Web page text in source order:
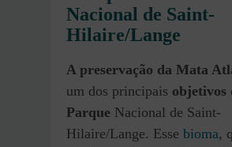
Nacional de Saint-
Hilaire/Lange
A preservação da Mata
um dos principais objetivos
Parque Nacional de Saint-
Hilaire/Lange. Esse bioma,